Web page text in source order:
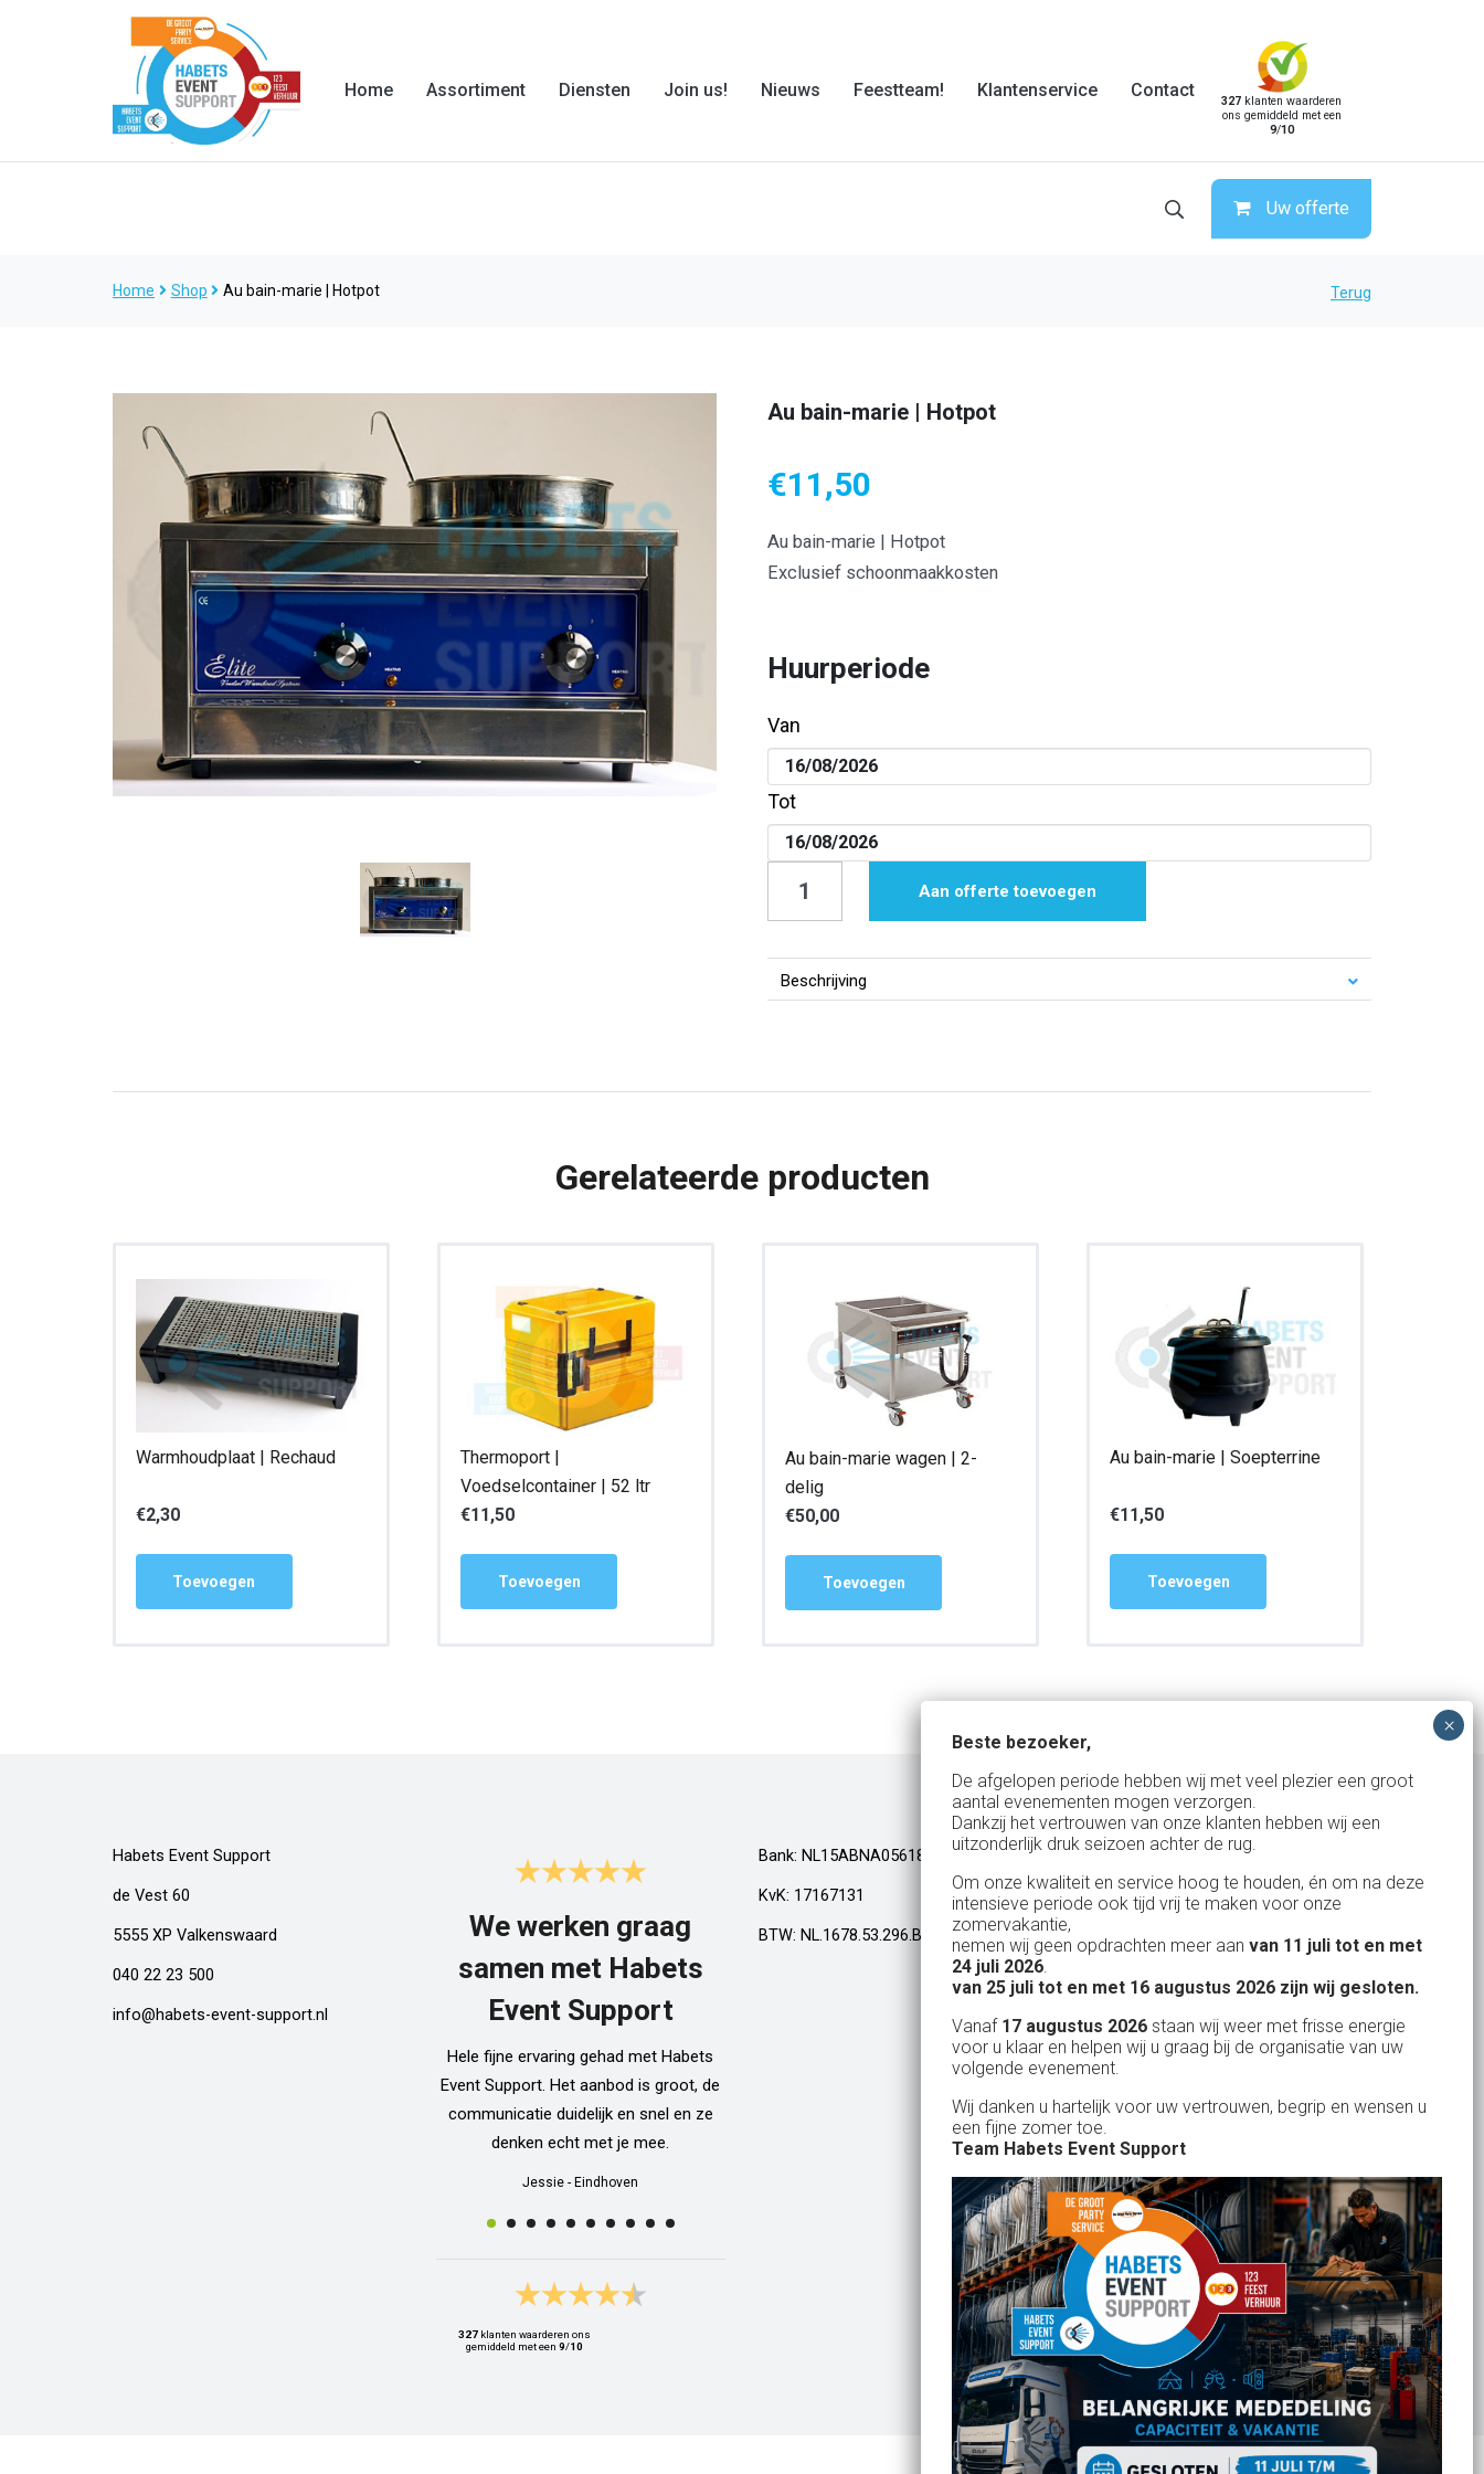
Home Assortiment Diensten Join us! Nieuws Feestteam! Klantenservice Contact
327 klanten waarderen
ons gemiddeld met een
9/10
Uw offerte
Home Shop Au bain-marie | Hotpot Terug
Au bain-marie | Hotpot
€11,50
Au bain-marie | Hotpot
Exclusief schoonmaakkosten
Huurperiode
Van
Tot
Hotpot
Aan offerte toevoegen
Beschrijving
Gerelateerde producten
Warmhoudplaat | Rechaud
€2,30
Toevoegen
Thermoport |
Voedselcontainer | 52 ltr
€11,50
Toevoegen
Au bain-marie wagen | 2-
delig
€50,00
Toevoegen
Au bain-marie | Soepterrine
€11,50
Toevoegen
Habets Event Support
de Vest 60
5555 XP Valkenswaard
040 22 23 500
info@habets-event-support.nl
We werken graag
samen met Habets
Event Support
Hele fijne ervaring gehad met Habets
Event Support. Het aanbod is groot, de
communicatie duidelijk en snel en ze
denken echt met je mee.
Jessie - Eindhoven
Top!
Al een aantal jaar huren wij in Geldrop
een kamphuis met vrienden. We huren
dan een bar incl vaten bier en deze
wordt netjes voor ons neergezet. Er zit
doen als je een vat gaat verwisselen.
Alle spullen worden op maandag ook
weer netjes opgehaald ook al zijn wij
dan weer thuis ;) In het warme weekend
van 10 juli waren wij wederom in
Geldrop en we hebben van het begin tot
het eind een heerlijk koud biertje
gedronken! Top installatie !! Ingrid
Hoogvliet Rotterdam
Habets dacht direct mee, toen wij op
zeer korte termijn een feest wilden
geven in onze eigen achtertuin. De
service van Habets sloot ook dit keer
weer naadloos aan op onze eigen
ideeen en inbreng. Materialen werden
keurig volgens afspraak geleverd, alles
tiptop in orde. De presentatie die wij op
het gehuurde 75 inch scherm deelden,
werd door onze gasten zeer
gewaardeerd. Een mooi, helder en groot
beeld. Team Habets, bedankt en tot de
volgende keer weer.
Jolanda Bakker - Waalre
327klanten waarderen ons
gemiddeld met een 9/10
Bank: NL15ABNA0561810710
KvK: 17167131
BTW: NL.1678.53.296.B01
Uw partner in:
Evenementen verhuur
Partyverhuur
Je vindt ons op
Beste bezoeker,
De afgelopen periode hebben wij met veel plezier een groot
aantal evenementen mogen verzorgen.
Dankzij het vertrouwen van onze klanten hebben wij een
uitzonderlijk druk seizoen achter de rug.
Om onze kwaliteit en service hoog te houden, én om na deze
intensieve periode ook tijd vrij te maken voor onze
zomervakantie,
nemen wij geen opdrachten meer aan van 11 juli tot en met
24 juli 2026.
van 25 juli tot en met 16 augustus 2026 zijn wij gesloten.
Vanaf 17 augustus 2026 staan wij weer met frisse energie
voor u klaar en helpen wij u graag bij de organisatie van uw
volgende evenement.
Wij danken u hartelijk voor uw vertrouwen, begrip en wensen u
een fijne zomer toe.
Team Habets Event Support